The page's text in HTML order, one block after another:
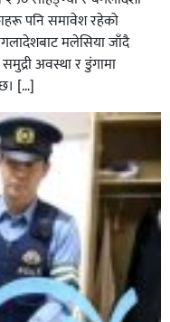
नेवारी बाजा तथा नृत्य
पनि समावेश रहेको
मलेसिया जाँदै
अवस्था र डुंगामा
[…]